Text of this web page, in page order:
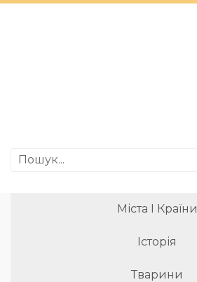
Міста І Країни
Історія
Тварини